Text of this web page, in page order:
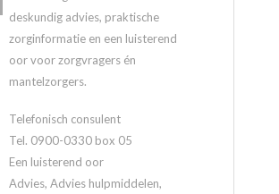
deskundig advies, praktische
zorginformatie en een luisterend
oor voor zorgvragers én
mantelzorgers.
Telefonisch consulent
Tel. 0900-0330 box 05
Een luisterend oor
Advies, Advies hulpmiddelen,